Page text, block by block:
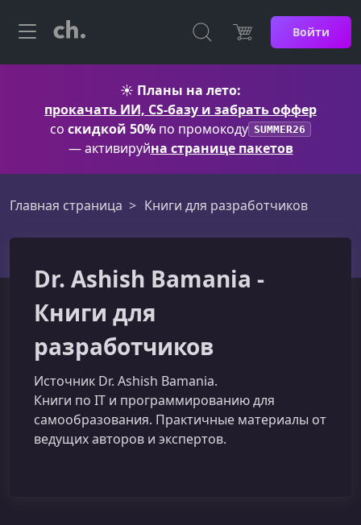
Войти
☀️ Планы на лето:
прокачать ИИ, CS-базу и забрать оффер
со скидкой 50% по промокоду SUMMER26
— активируйна странице пакетов
Главная страница Книги для разработчиков
Dr. Ashish Bamania -
Книги для
разработчиков
Источник Dr. Ashish Bamania.
Книги по IT и программированию для
самообразования. Практичные материалы от
ведущих авторов и экспертов.